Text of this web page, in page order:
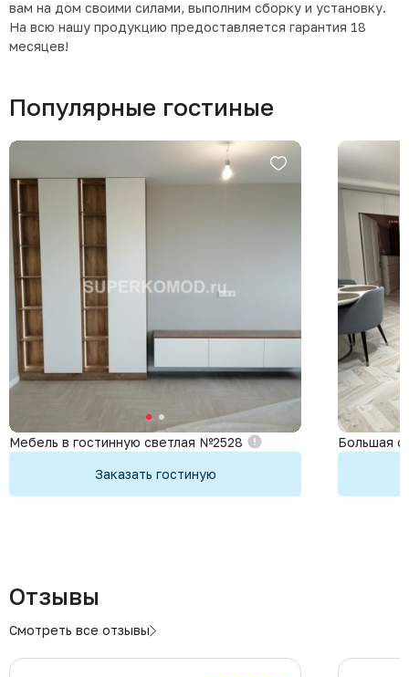
вам на дом своими силами, выполним сборку и установку.
На всю нашу продукцию предоставляется гарантия 18
месяцев!
Популярные гостиные
Мебель в гостинную светлая №2528
Заказать гостиную
Большая
Отзывы
Смотреть все отзывы